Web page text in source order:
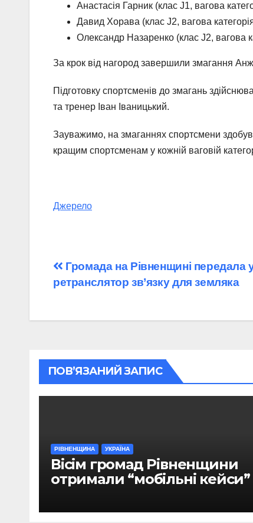
Анастасія Гарник (клас J1, вагова
Давид Хорава (клас J2, вагова
Олександр Назаренко (клас J2, вагова
За крок від нагород завершили змагання
Підготовку спортсменів до змагань
та тренер Іван Іваницький.
Зауважимо, на змаганнях спортсмени
кращим спортсменам у кожній ваговій
Джерело
Навігація
записів
Громада на Рівненщині передала
ретранслятор зв’язку для земляка
ПОВ’ЯЗАНИЙ ЗАПИС
РІВНЕНЩИНА УКРАЇНА
Вісім громад Рівненщини
отримали “мобільні кейси”